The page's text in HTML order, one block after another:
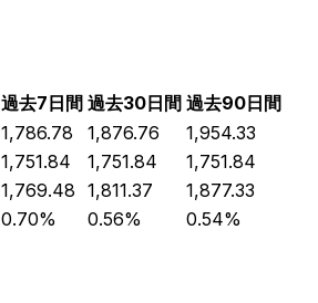
過去7日間 過去30日間 過去90日間
1,786.78 1,876.76
1,954.33
1,751.84 1,751.84
1,751.84
1,769.48 1,811.37
1,877.33
0.70% 0.56% 0.54%